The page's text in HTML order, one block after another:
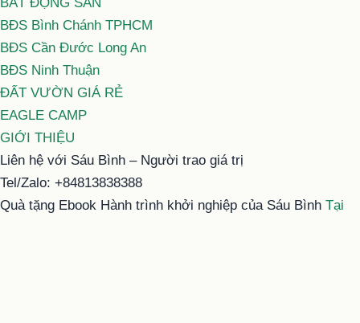
BĐS Bình Chánh TPHCM
BĐS Cần Đước Long An
BĐS Ninh Thuận
ĐẤT VƯỜN GIÁ RẺ
EAGLE CAMP
GIỚI THIỆU
Liên hệ với Sáu Bình – Người trao giá trị
Tel/Zalo: +84813838388
Quà tặng Ebook Hành trình khởi nghiệp của Sáu Bình Tại